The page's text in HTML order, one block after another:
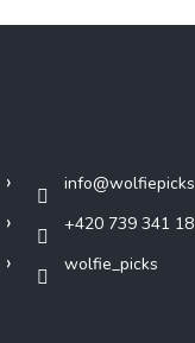
info@
+420 739 341
wolfie_picks